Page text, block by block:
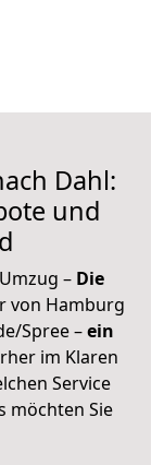
Dahl:
und
– Die
von Hamburg
Spree –ein
im Klaren
Service
möchten Sie